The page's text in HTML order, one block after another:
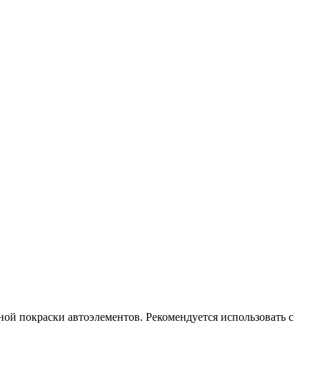
покраски автоэлементов. Рекомендуется использовать с